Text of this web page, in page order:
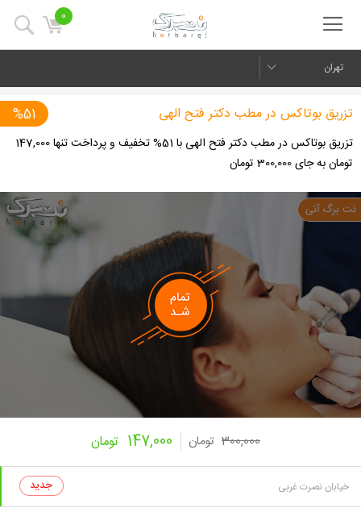
0
تهران
Next
%51 تزریق بوتاکس در مطب دکتر فتح الهی
تزریق بوتاکس در مطب دکتر فتح الهی با 51% تخفیف و پرداخت تنها 147,000
تومان به جای 300,000 تومان
300,000 تومان 147,000 تومان
خیابان نصرت غربی